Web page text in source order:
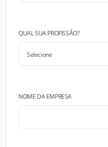
QUAL SUA PROFISSÃO?
NOME DA EMPRESA